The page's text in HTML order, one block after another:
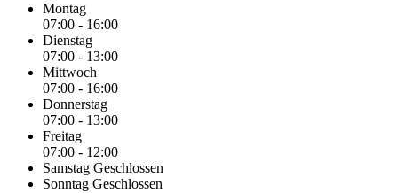
Montag
07:00 - 16:00
Dienstag
07:00 - 13:00
Mittwoch
07:00 - 16:00
Donnerstag
07:00 - 13:00
Freitag
07:00 - 12:00
Samstag Geschlossen
Sonntag Geschlossen